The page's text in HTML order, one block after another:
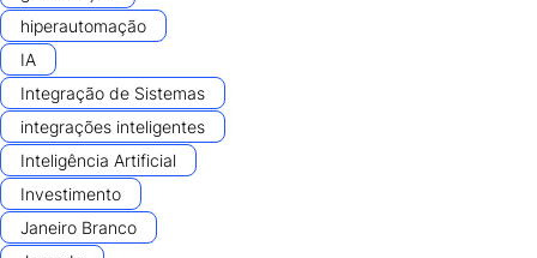
hiperautomação
IA
Integração de Sistemas
integrações inteligentes
Inteligência Artificial
Investimento
Janeiro Branco